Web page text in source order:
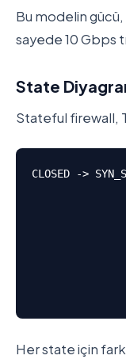
Bu modelin
sayede 10 Gbps
State
Stateful firewall,
CLOSED ->
Her state için